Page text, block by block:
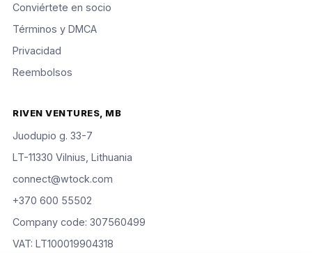
Conviértete en socio
Términos y DMCA
Privacidad
Reembolsos
RIVEN VENTURES, MB
Juodupio g. 33-7
LT-11330 Vilnius, Lithuania
connect@wtock.com
+370 600 55502
Company code: 307560499
VAT: LT100019904318